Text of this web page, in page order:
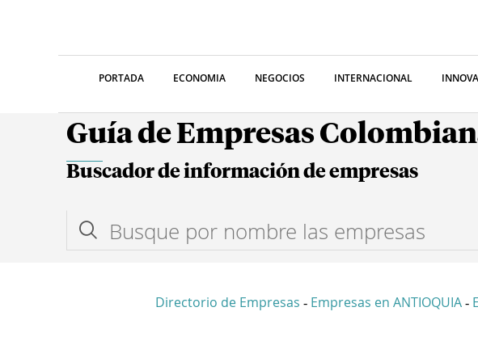
PORTADA ECONOMIA NEGOCIOS INTERNACIONAL
Guía de Empresas
Buscador de información de empresas
Directorio de Empresas - Empresas en ANTIOQUIA -